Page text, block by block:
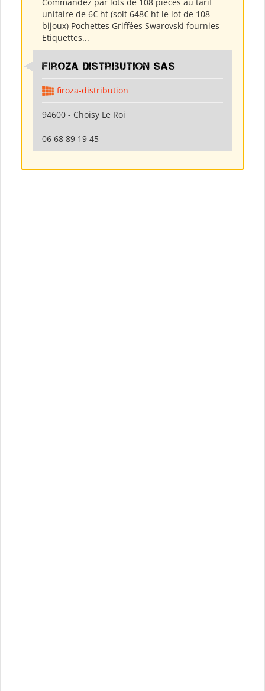
Commandez par lots de 108 pièces au tarif
unitaire de 6€ ht (soit 648€ ht le lot de 108
bijoux) Pochettes Griffées Swarovski fournies
Etiquettes...
Firoza Distribution SAS
firoza-distribution
94600 - Choisy Le Roi
06 68 89 19 45